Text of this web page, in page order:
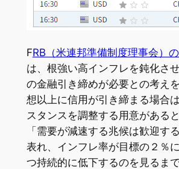
FRB（米連邦準備制度理事会）
は、根強い高インフレを鈍化さ
の金融引き締めが必要との考え
想以上に信用が引き締まる場合
スタンスを調整する用意がある
「需要が減速する兆候は歓迎す
表れ、インフレ率が目標の２％
つ持続的に低下するのを見るま